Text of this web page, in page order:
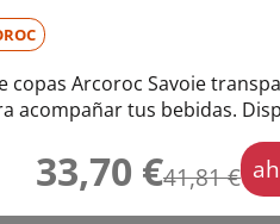
copas Arcoroc Savoie
acompañar tus bebidas.
33,70 €41,81 €